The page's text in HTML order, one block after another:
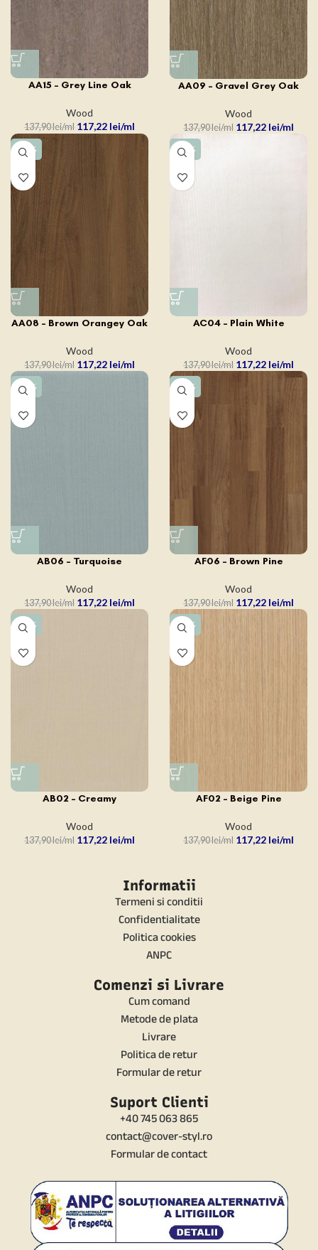
AA15 – Grey Line Oak
Wood
137,90lei 117,22 lei
AA09 – Gravel Grey Oak
Wood
137,90lei 117,22 lei
-15%
AA08 – Brown Orangey Oak
Wood
137,90lei 117,22 lei
-15%
AC04 – Plain White
Wood
137,90lei 117,22 lei
-15%
AB06 – Turquoise
Wood
137,90lei 117,22 lei
-15%
AF06 – Brown Pine
Wood
137,90lei 117,22 lei
-15%
AB02 – Creamy
Wood
137,90lei 117,22 lei
-15%
AF02 – Beige Pine
Wood
137,90lei 117,22 lei
Informatii
Termeni si conditii
Confidentialitate
Politica cookies
ANPC
Comenzi si Livrare
Cum comand
Metode de plata
Livrare
Politica de retur
Formular de retur
Suport Clienti
+40 745 063 865
contact@cover-styl.ro
Formular de contact